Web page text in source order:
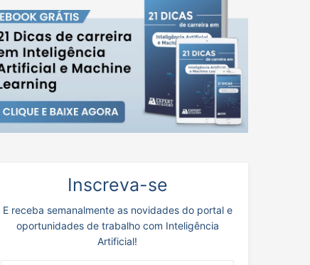
Inscreva-se
E receba semanalmente as novidades do portal e
oportunidades de trabalho com Inteligência
Artificial!